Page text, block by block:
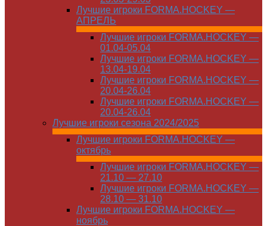
Лучшие игроки FORMA.HOCKEY —
АПРЕЛЬ
Лучшие игроки FORMA.HOCKEY —
01.04-05.04
Лучшие игроки FORMA.HOCKEY —
13.04-19.04
Лучшие игроки FORMA.HOCKEY —
20.04-26.04
Лучшие игроки FORMA.HOCKEY —
20.04-26.04
Лучшие игроки сезона 2024/2025
Лучшие игроки FORMA.HOCKEY —
октябрь
Лучшие игроки FORMA.HOCKEY —
21.10 — 27.10
Лучшие игроки FORMA.HOCKEY —
28.10 — 31.10
Лучшие игроки FORMA.HOCKEY —
ноябрь